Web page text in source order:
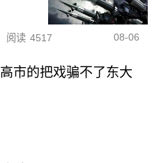
阅读 4517 08-06
市的把戏骗不了东大